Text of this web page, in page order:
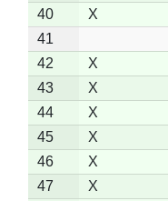
40
X
41
42
X
43
X
44
X
45
X
46
X
47
X